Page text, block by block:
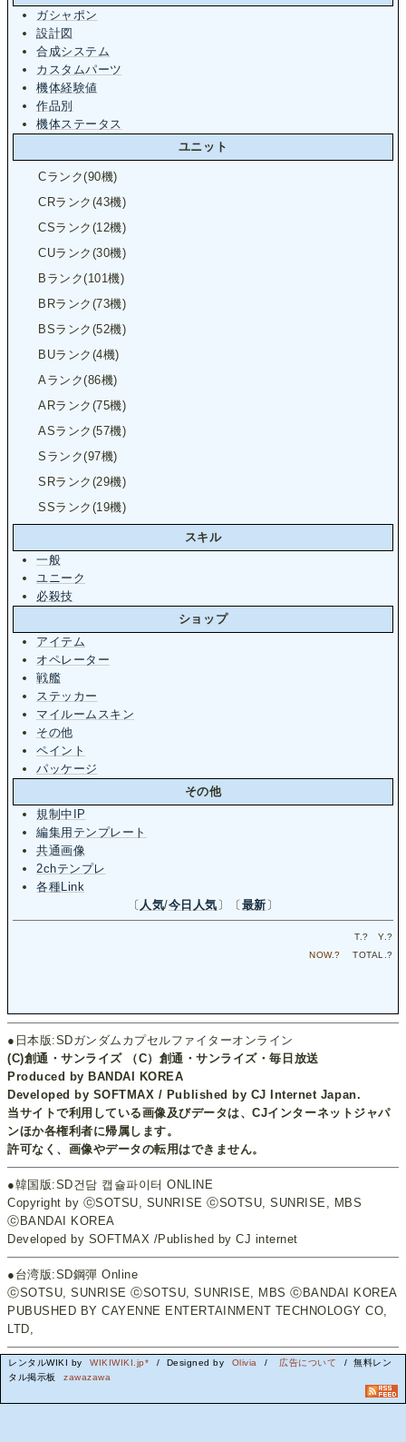
ガシャポン
設計図
合成システム
カスタムパーツ
機体経験値
作品別
機体ステータス
ユニット
Cランク(90機)
CRランク(43機)
CSランク(12機)
CUランク(30機)
Bランク(101機)
BRランク(73機)
BSランク(52機)
BUランク(4機)
Aランク(86機)
ARランク(75機)
ASランク(57機)
Sランク(97機)
SRランク(29機)
SSランク(19機)
スキル
一般
ユニーク
必殺技
ショップ
アイテム
オペレーター
戦艦
ステッカー
マイルームスキン
その他
ペイント
パッケージ
その他
規制中IP
編集用テンプレート
共通画像
2chテンプレ
各種Link
〔 人気/今日人気〕〔最新〕
T.? Y.?
NOW.? TOTAL.?
●日本版:SDガンダムカプセルファイターオンライン
(C)創通・サンライズ （C）創通・サンライズ・毎日放送
Produced by BANDAI KOREA
Developed by SOFTMAX / Published by CJ Internet Japan.
当サイトで利用している画像及びデータは、CJインターネットジャパ
ンほか各権利者に帰属します。
許可なく、画像やデータの転用はできません。
●韓国版:SD건담 캡슐파이터 ONLINE
Copyright by ⓒSOTSU, SUNRISE ⓒSOTSU, SUNRISE, MBS
ⓒBANDAI KOREA
Developed by SOFTMAX /Published by CJ internet
●台湾版:SD鋼彈 Online
ⓒSOTSU, SUNRISE ⓒSOTSU, SUNRISE, MBS ⓒBANDAI KOREA
PUBUSHED BY CAYENNE ENTERTAINMENT TECHNOLOGY CO,
LTD,
レンタルWIKI by WIKIWIKI.jp* / Designed by Olivia / 広告について
/ 無料レン
タル掲示板
zawazawa